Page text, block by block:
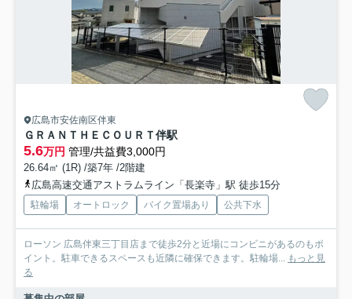
広島市安佐南区伴東
ＧＲＡＮＴＨＥＣＯＵＲＴ伴駅
5.6万円 管理/共益費3,000円
26.64㎡ (1R) /築7年 /2階建
広島高速交通アストラムライン「長楽寺」駅 徒歩15分
駐輪場 オートロック バイク置場あり 公共下水
ローソン 広島伴東三丁目店まで徒歩2分と近場にコンビニがあるのもポ
イント。駐車できるスペースも近隣に確保できます。駐輪場... もっと見
る